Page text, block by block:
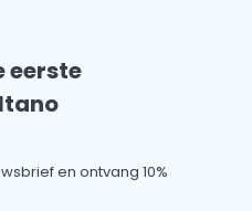
eerste
en ontvang 10%